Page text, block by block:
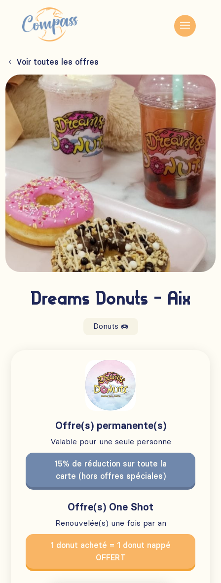
Voir toutes les offres
Dreams Donuts - Aix
Donuts 🍩
Offre(s) permanente(s)
Valable pour une seule personne
15% de réduction sur toute la
carte (hors offres spéciales)
Offre(s) One Shot
Renouvelée(s) une fois par an
1 donut acheté = 1 donut nappé
OFFERT